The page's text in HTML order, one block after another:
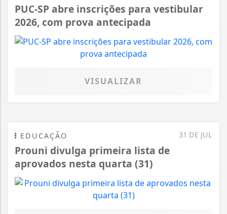
PUC-SP abre inscrições para vestibular
2026, com prova antecipada
VISUALIZAR
31 DE JUL
EDUCAÇÃO
Prouni divulga primeira lista de
aprovados nesta quarta (31)